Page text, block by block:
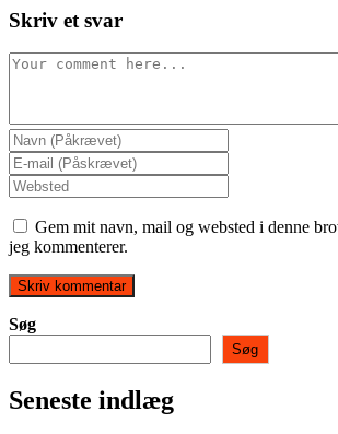
Skriv et svar
Comment
Enter
your
name
or
username
to
comment
Enter
your
email
address
to
comment
Enter
your
website
URL
(optional)
Gem mit navn, mail og websted i denne
jeg kommenterer.
Søg
Søg
Seneste indlæg